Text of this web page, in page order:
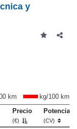
y
km
kg/100 km
Precio
(€)
Potencia
(CV)